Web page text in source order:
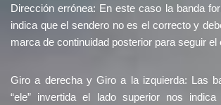
Dirección errónea: En este caso la banda
indica que el sendero no es el correcto y
marca de continuidad posterior para seguir
Giro a derecha y Giro a la izquierda: Las
“ele” invertida el lado superior nos